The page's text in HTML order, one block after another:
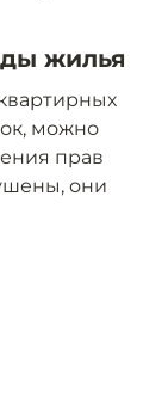
жилья
можно
прав
они